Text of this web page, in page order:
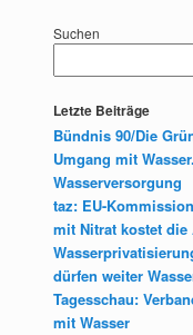
Suchen
Letzte Beiträge
Bündnis 90/Die
Umgang mit
Wasserversorgung
taz: EU-
mit Nitrat kostet
dürfen weiter
Tagesschau:
mit Wasser